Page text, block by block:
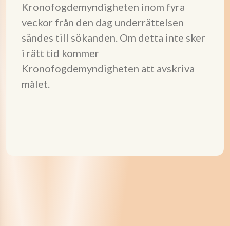
Kronofogdemyndigheten inom fyra
veckor från den dag underrättelsen
sändes till sökanden. Om detta inte sker
i rätt tid kommer
Kronofogdemyndigheten att avskriva
målet.